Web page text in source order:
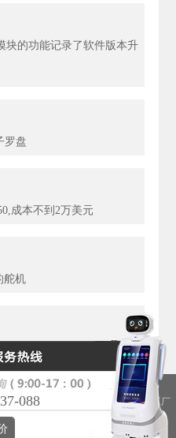
块的功能记录了软件版本升
罗盘
成本不到2万美元
舵机
引擎
人底盘 机器人代工厂
088